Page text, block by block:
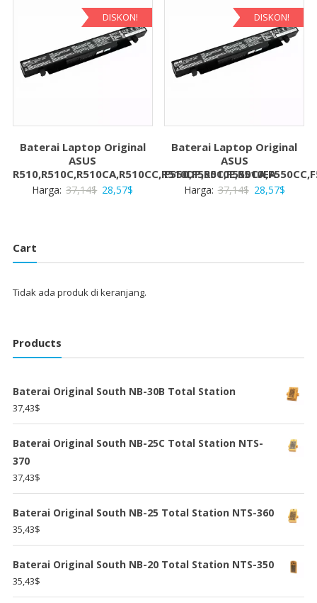
28,57$.
28,57$.
DISKON!
Baterai Laptop Original
ASUS
R510,R510C,R510CA,R510CC,R510DP,R510E,R510EA
Harga: 37,14$ Harga
28,57$
28,57$.
DISKON!
Baterai Laptop Original
ASUS
Harga: 37,14$ Harga
28,57$Harga
28,57$.
Cart
Tidak ada produk di keranjang.
Products
Baterai Original South NB-30B Total Station
37,43$
Baterai Original South NB-25C Total Station NTS-
370
37,43$
Baterai Original South NB-25 Total Station NTS-360
35,43$
Baterai Original South NB-20 Total Station NTS-350
35,43$